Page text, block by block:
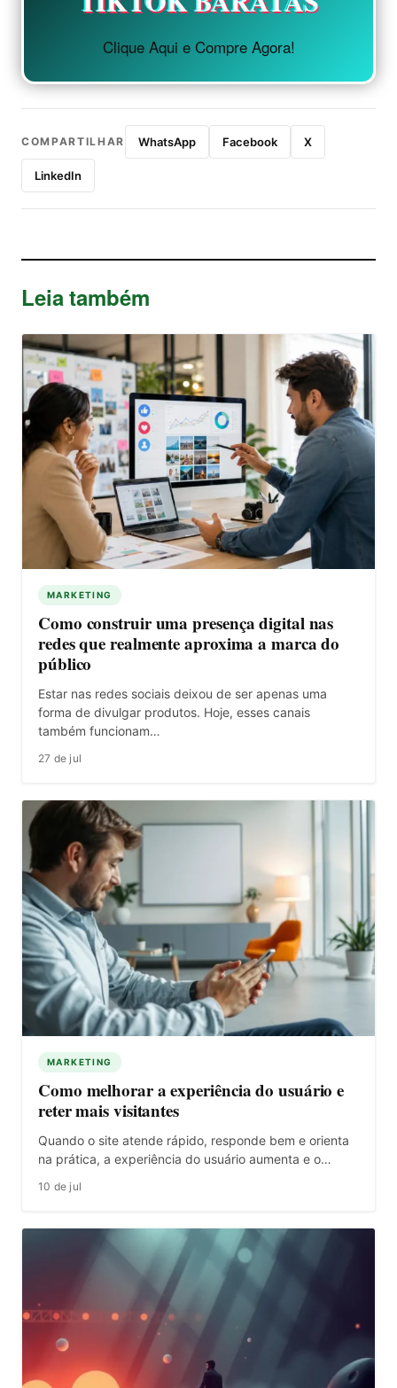
Clique Aqui e Compre Agora!
COMPARTILHAR WhatsApp Facebook X
LinkedIn
Leia também
MARKETING
Como construir uma presença digital nas
redes que realmente aproxima a marca do
público
Estar nas redes sociais deixou de ser apenas uma
forma de divulgar produtos. Hoje, esses canais
também funcionam…
27 de jul
MARKETING
Como melhorar a experiência do usuário e
reter mais visitantes
Quando o site atende rápido, responde bem e orienta
na prática, a experiência do usuário aumenta e o…
10 de jul